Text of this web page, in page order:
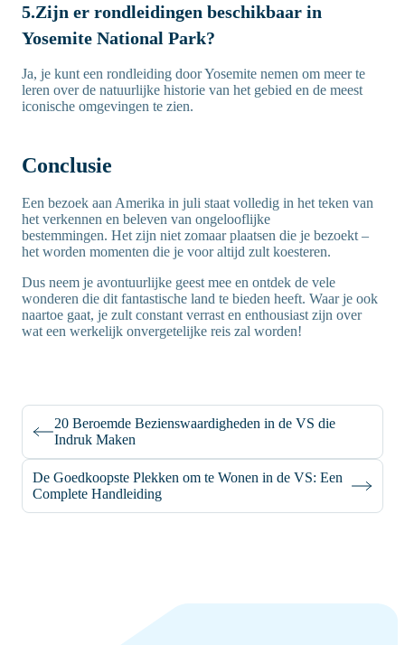
5.Zijn er rondleidingen beschikbaar in
Yosemite National Park?
Ja, je kunt een rondleiding door Yosemite nemen om meer te
leren over de natuurlijke historie van het gebied en de meest
iconische omgevingen te zien.
Conclusie
Een bezoek aan Amerika in juli staat volledig in het teken van
het verkennen en beleven van ongelooflijke
bestemmingen. Het zijn niet zomaar plaatsen die je bezoekt –
het worden momenten die je voor altijd zult koesteren.
Dus neem je avontuurlijke geest mee en ontdek de vele
wonderen die dit fantastische land te bieden heeft. Waar je ook
naartoe gaat, je zult constant verrast en enthousiast zijn over
wat een werkelijk onvergetelijke reis zal worden!
20 Beroemde Bezienswaardigheden in de VS die
Indruk Maken
De Goedkoopste Plekken om te Wonen in de VS: Een
Complete Handleiding